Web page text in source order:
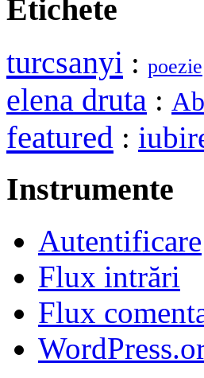
Etichete
turcsanyi : poezie
elena druta :
featured :
Instrumente
Autentificare
Flux intrări
Flux